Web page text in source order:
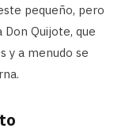
pequeño, pero
Quijote, que
y a menudo se